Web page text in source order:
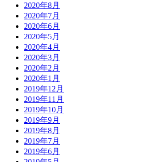
2020年8月
2020年7月
2020年6月
2020年5月
2020年4月
2020年3月
2020年2月
2020年1月
2019年12月
2019年11月
2019年10月
2019年9月
2019年8月
2019年7月
2019年6月